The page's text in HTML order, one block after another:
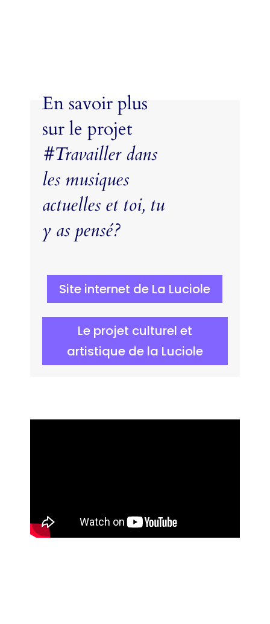
En savoir plus
sur le projet
#Travailler dans
les musiques
actuelles et toi, tu
y as pensé?
Site internet de La Luciole
Le projet culturel et
artistique de la Luciole